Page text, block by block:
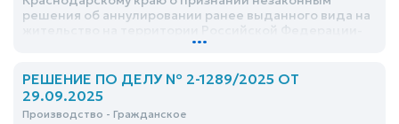
решения об аннулировании ранее выданного вида на
жительство на территории Российской Федерации-
...
РЕШЕНИЕ ПО ДЕЛУ № 2-1289/2025 ОТ
29.09.2025
Производство - Гражданское